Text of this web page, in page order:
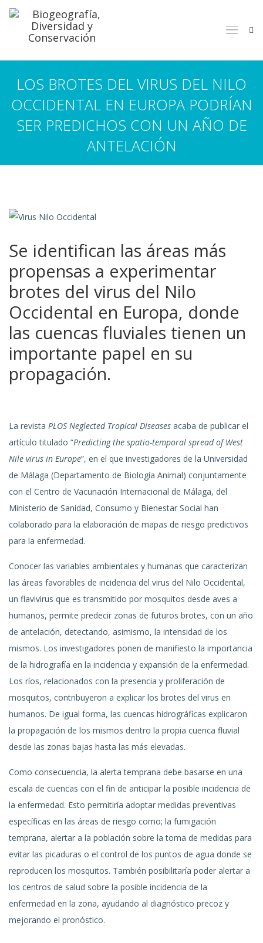
LOS BROTES DEL VIRUS DEL NILO
OCCIDENTAL EN EUROPA PODRÍAN
SER PREDICHOS CON UN AÑO DE
ANTELACIÓN
Se identifican las áreas más
propensas a experimentar
brotes del virus del Nilo
Occidental en Europa, donde
las cuencas fluviales tienen un
importante papel en su
propagación.
La revista PLOS Neglected Tropical Diseases acaba de publicar el
artículo titulado “Predicting the spatio-temporal spread of West
Nile virus in Europe”, en el que investigadores de la Universidad
de Málaga (Departamento de Biología Animal) conjuntamente
con el Centro de Vacunación Internacional de Málaga, del
Ministerio de Sanidad, Consumo y Bienestar Social han
colaborado para la elaboración de mapas de riesgo predictivos
para la enfermedad.
Conocer las variables ambientales y humanas que caracterizan
las áreas favorables de incidencia del virus del Nilo Occidental,
un flavivirus que es transmitido por mosquitos desde aves a
humanos, permite predecir zonas de futuros brotes, con un año
de antelación, detectando, asimismo, la intensidad de los
mismos. Los investigadores ponen de manifiesto la importancia
de la hidrografía en la incidencia y expansión de la enfermedad.
Los ríos, relacionados con la presencia y proliferación de
mosquitos, contribuyeron a explicar los brotes del virus en
humanos. De igual forma, las cuencas hidrográficas explicaron
la propagación de los mismos dentro la propia cuenca fluvial
desde las zonas bajas hasta las más elevadas.
Como consecuencia, la alerta temprana debe basarse en una
escala de cuencas con el fin de anticipar la posible incidencia de
la enfermedad. Esto permitiría adoptar medidas preventivas
específicas en las áreas de riesgo como; la fumigación
temprana, alertar a la población sobre la toma de medidas para
evitar las picaduras o el control de los puntos de agua donde se
reproducen los mosquitos. También posibilitaría poder alertar a
los centros de salud sobre la posible incidencia de la
enfermedad en la zona, ayudando al diagnóstico precoz y
mejorando el pronóstico.